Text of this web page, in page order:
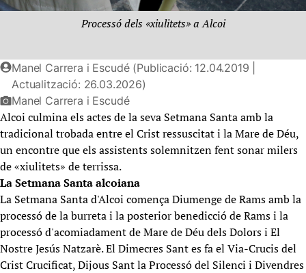
Processó dels «xiulitets» a Alcoi
Manel Carrera i Escudé (Publicació: 12.04.2019 |
Actualització: 26.03.2026)
Manel Carrera i Escudé
Alcoi culmina els actes de la seva Setmana Santa amb la
tradicional trobada entre el Crist ressuscitat i la Mare de Déu,
un encontre que els assistents solemnitzen fent sonar milers
de «xiulitets» de terrissa.
La Setmana Santa alcoiana
La Setmana Santa d'Alcoi comença Diumenge de Rams amb la
processó de la burreta i la posterior benedicció de Rams i la
processó d'acomiadament de Mare de Déu dels Dolors i El
Nostre Jesús Natzarè. El Dimecres Sant es fa el Via-Crucis del
Crist Crucificat, Dijous Sant la Processó del Silenci i Divendres